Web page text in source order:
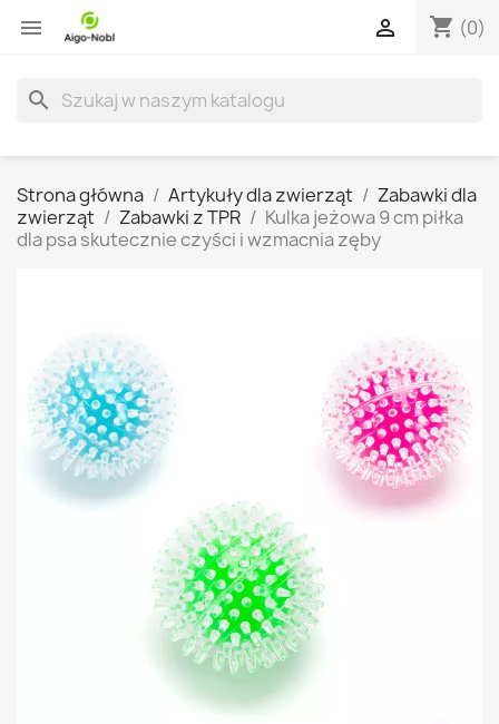
 shopping_cart (0)

search
Strona główna Artykuły dla zwierząt
Zabawki dla
zwierząt
Zabawki z TPR
Kulka jeżowa 9 cm piłka
dla psa skutecznie czyści i wzmacnia zęby